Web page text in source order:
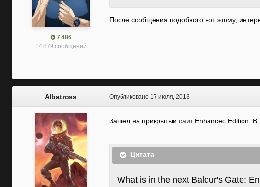
7 486
14 879 сообщений
После сообщения подобного вот этому,
Albatross Опубликовано 17 июля, 2013
Зашёл на прикрытый сайтEnhanced Edition. В
Цитата
What is in the next Baldur's Gate: